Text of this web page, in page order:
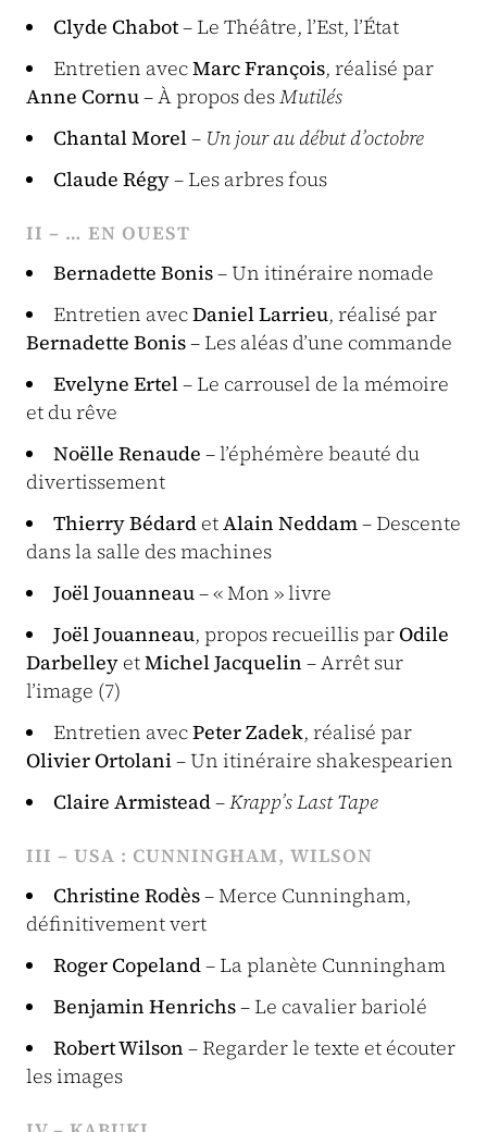
Clyde Chabot– Le Théâtre, l’Est, l’État
Entretien avecMarc François, réalisé par
Anne Cornu– À propos desMutilés
Chantal Morel– Un jour au début d’octobre
Claude Régy– Les arbres fous
II – … EN OUEST
Bernadette Bonis– Un itinéraire nomade
Entretien avecDaniel Larrieu, réalisé par
Bernadette Bonis– Les aléas d’une commande
Evelyne Ertel– Le carrousel de la mémoire
et du rêve
Noëlle Renaude – l’éphémère beauté du
divertissement
Thierry Bédard etAlain Neddam– Descente
dans la salle des machines
Joël Jouanneau– « Mon » livre
Joël Jouanneau, propos recueillis parOdile
Darbelley etMichel Jacquelin – Arrêt sur
l’image (7)
Entretien avecPeter Zadek, réalisé par
Olivier Ortolani– Un itinéraire shakespearien
Claire Armistead–Krapp’s Last Tape
III – USA : CUNNINGHAM, WILSON
Christine Rodès– Merce Cunningham,
définitivement vert
Roger Copeland– La planète Cunningham
Benjamin Henrichs– Le cavalier bariolé
Robert Wilson – Regarder le texte et écouter
les images